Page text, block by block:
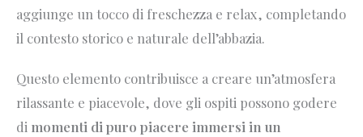
aggiunge un tocco di freschezza e relax, completando
il contesto storico e naturale dell’abbazia.
Questo elemento contribuisce a creare un’atmosfera
rilassante e piacevole, dove gli ospiti possono godere
di momenti di puro piacere immersi in un